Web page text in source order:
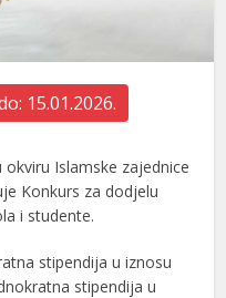
15.01.2026.
Islamske zajednice
Konkurs za dodjelu
i studente.
stipendija u iznosu
stipendija u